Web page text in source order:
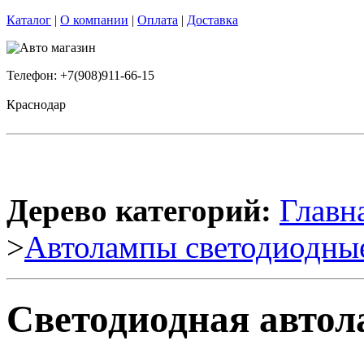
Каталог | О компании | Оплата | Доставка
Телефон: +7(908)911-66-15
Краснодар
Дерево категорий:
>Автолампы
Светодиодная